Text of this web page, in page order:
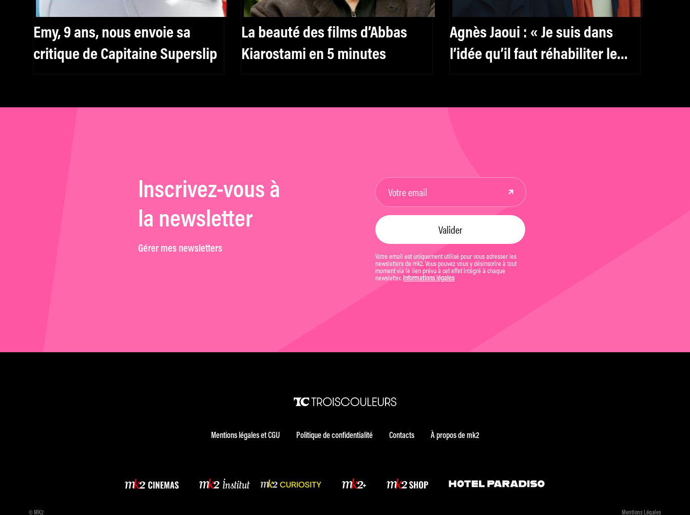
Emy, 9 ans, nous envoie sa
critique de Capitaine Superslip
La beauté des films d’Abbas
Kiarostami en 5 minutes
Agnès Jaoui : « Je suis dans
l’idée qu’il faut réhabiliter le
Inscrivez-vous à
la newsletter
Gérer mes newsletters
Votre email est uniquement utilisé pour vous adresser les
newsletters de mk2. Vous pouvez vous y désinscrire à tout
moment via le lien prévu à cet effet intégré à chaque
newsletter. Informations légales
Mentions légales et CGU Politique de confidentialité Contacts À propos de mk2
© MK2 Mentions Légales